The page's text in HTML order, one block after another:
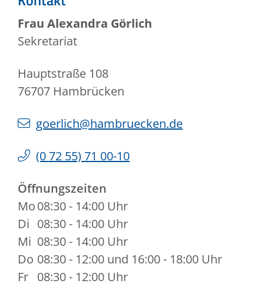
Frau Alexandra Görlich
Sekretariat
Hauptstraße 108
76707 Hambrücken
goerlich@hambruecken.de
(072 55) 71 00-10
Öffnungszeiten
Mo08:30 - 14:00 Uhr
Di 08:30 - 14:00 Uhr
Mi 08:30 - 14:00 Uhr
Do 08:30 - 12:00 und 16:00 - 18:00 Uhr
Fr 08:30 - 12:00 Uhr